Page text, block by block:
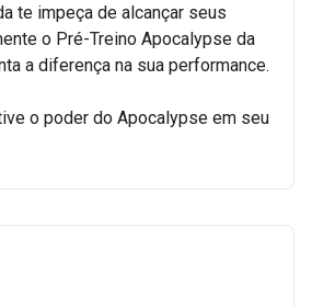
te impeça de alcançar seus
o Pré-Treino Apocalypse da
a diferença na sua performance.
o poder do Apocalypse em seu